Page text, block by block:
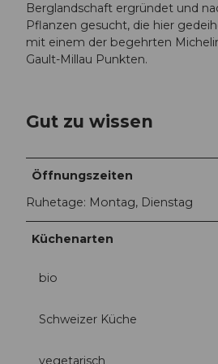
Berglandschaft ergründet und
Pflanzen gesucht, die hier
mit einem der begehrten
Gault-Millau Punkten.
Gut zu wissen
Öffnungszeiten
Ruhetage: Montag, Dienstag
Küchenarten
bio
Schweizer Küche
vegetarisch